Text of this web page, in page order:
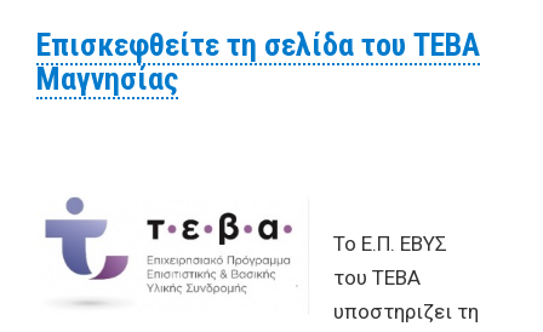
Επισκεφθείτε τη σελίδα του ΤΕΒΑ
Μαγνησίας
Το Ε.Π. ΕΒΥΣ
του ΤΕΒΑ
υποστηριζει τη